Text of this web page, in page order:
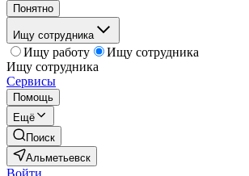
Понятно
Ищу сотрудника
Ищу работу
Ищу сотрудника
Ищу сотрудника
Сервисы
Помощь
Ещё
Поиск
Альметьевск
Войти